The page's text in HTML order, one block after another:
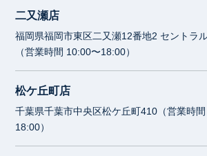
二又瀬店
福岡県福岡市東区二又瀬12番地2 セントラ
（営業時間 10:00〜18:00）
松ケ丘町店
千葉県千葉市中央区松ケ丘町410（営業時
18:00）